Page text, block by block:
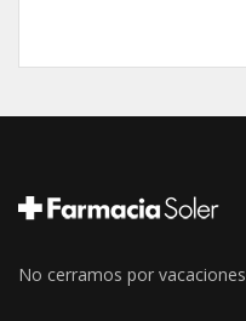
No cerramos por vacaciones